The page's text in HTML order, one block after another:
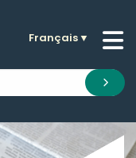
Français▼